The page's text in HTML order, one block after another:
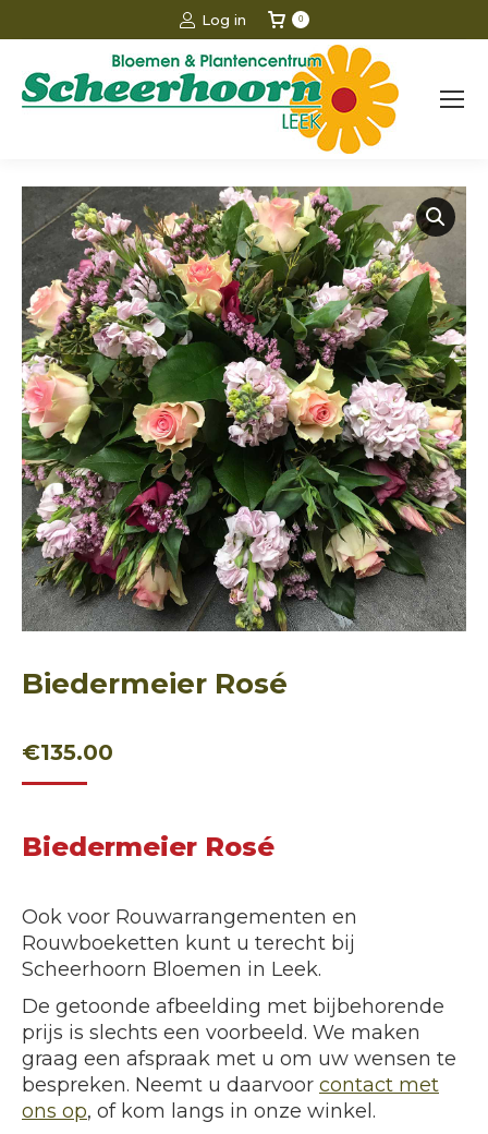
Log in 0
Biedermeier Rosé
€135.00
Biedermeier Rosé
Ook voor Rouwarrangementen en
Rouwboeketten kunt u terecht bij
Scheerhoorn Bloemen in Leek.
De getoonde afbeelding met bijbehorende
prijs is slechts een voorbeeld. We maken
graag een afspraak met u om uw wensen te
bespreken. Neemt u daarvoor contact met
ons op, of kom langs in onze winkel.